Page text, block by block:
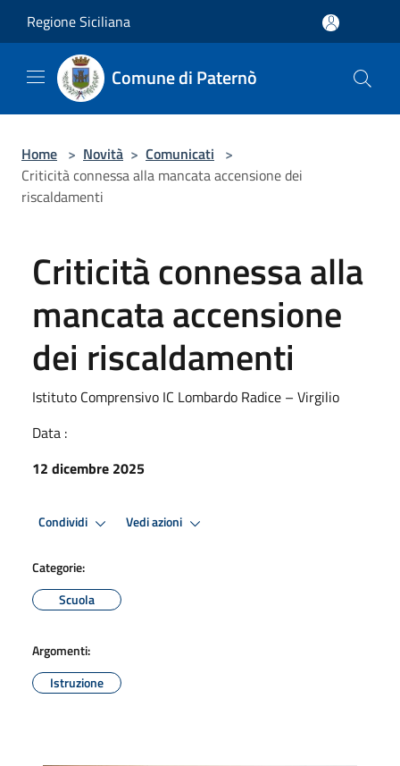
Regione Siciliana
Comune di Paternò
Home > Novità > Comunicati >
Criticità connessa alla mancata accensione dei
riscaldamenti
Criticità connessa alla
mancata accensione
dei riscaldamenti
Istituto Comprensivo IC Lombardo Radice – Virgilio
Data :
12 dicembre 2025
Condividi Vedi azioni
Categorie:
Scuola
Argomenti:
Istruzione